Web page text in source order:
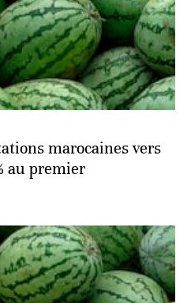
marocaines vers
au premier